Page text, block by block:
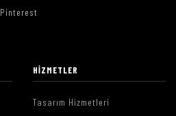
Pinterest
HIZMETLER
Tasarım Hizmetleri